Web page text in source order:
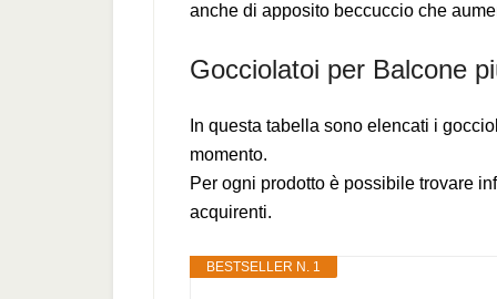
anche di apposito beccuccio che
Gocciolatoi per Balcone
In questa tabella sono elencati i
momento.
Per ogni prodotto è possibile trovare
acquirenti.
BESTSELLER N. 1